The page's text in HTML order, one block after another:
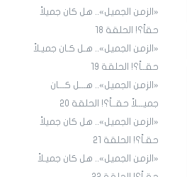
«الزمن الجميل».. هل كان جميلاً
حقاً؟! الحلقة 18
«الزمن الجميل».. هـل كـان جميـلاً
حقــاً؟! الحلقة 19
«الزمن الجميل».. هـــل كـــان
جميـــلاً حقــاً؟! الحلقة 20
«الزمن الجميل».. هل كان جميلاً
حقـاً؟! الحلقة 21
«الزمن الجميل».. هل كان جميـلاً